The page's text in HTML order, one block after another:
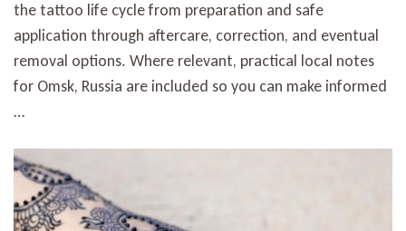
the tattoo life cycle from preparation and safe
application through aftercare, correction, and eventual
removal options. Where relevant, practical local notes
for Omsk, Russia are included so you can make informed
…